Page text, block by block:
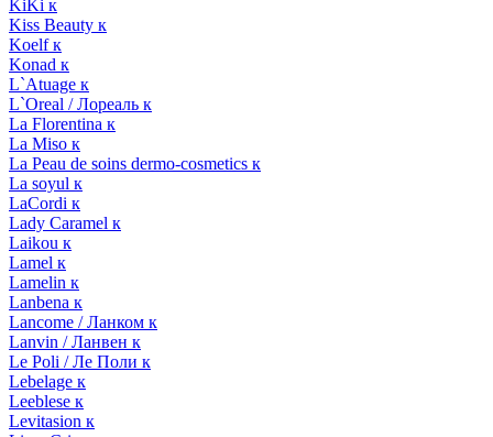
KiKi к
Kiss Beauty к
Koelf к
Konad к
L`Atuage к
L`Oreal / Лореаль к
La Florentina к
La Miso к
La Peau de soins dermo-cosmetics к
La soyul к
LaCordi к
Lady Caramel к
Laikou к
Lamel к
Lamelin к
Lanbena к
Lancome / Ланком к
Lanvin / Ланвен к
Le Poli / Ле Поли к
Lebelage к
Leeblese к
Levitasion к